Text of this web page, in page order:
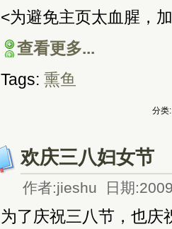
<为避免主页太血腥，
查看更多...
Tags: 熏鱼
分类:
欢庆三八妇女节
作者:jieshu 日期
为了庆祝三八节，也庆